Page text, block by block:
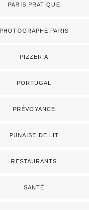
PARIS PRATIQUE
PHOTOGRAPHE PARIS
PIZZERIA
PORTUGAL
PRÉVOYANCE
PUNAISE DE LIT
RESTAURANTS
SANTÉ